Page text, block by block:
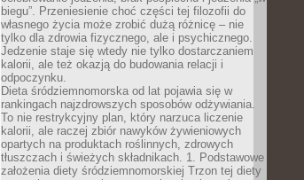
biegu”. Przeniesienie choć części tej filozofii do
własnego życia może zrobić dużą różnicę – nie
tylko dla zdrowia fizycznego, ale i psychicznego.
Jedzenie staje się wtedy nie tylko dostarczaniem
kalorii, ale też okazją do budowania relacji i
odpoczynku.
Dieta śródziemnomorska od lat pojawia się w
rankingach najzdrowszych sposobów odżywiania.
To nie restrykcyjny plan, który narzuca liczenie
kalorii, ale raczej zbiór nawyków żywieniowych
opartych na produktach roślinnych, zdrowych
tłuszczach i świeżych składnikach. 1. Podstawowe
założenia diety śródziemnomorskiej Trzon tej diety